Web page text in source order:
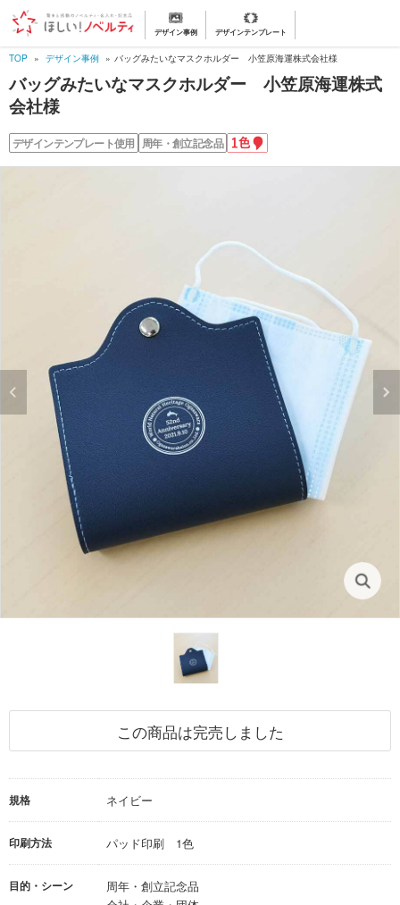
デザイン事例 デザインテンプレート
TOP デザイン事例 バッグみたいなマスクホルダー 小笠原海運株式会社様
バッグみたいなマスクホルダー 小笠原海運株式
会社様
デザインテンプレート使用 周年・創立記念品1
色
名
この商品は完売しました
規格 ネイビー
印刷方法 パッド印刷 1色
目的・シーン
周年・創立記念品